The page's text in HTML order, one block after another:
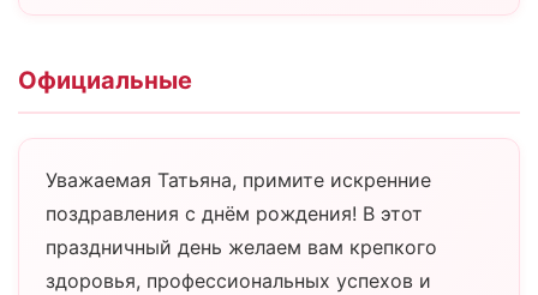
Официальные
Уважаемая Татьяна, примите искренние
поздравления с днём рождения! В этот
праздничный день желаем вам крепкого
здоровья, профессиональных успехов и